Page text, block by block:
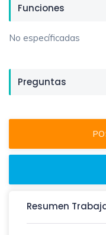
Funciones
No específicadas
Preguntas
Resumen